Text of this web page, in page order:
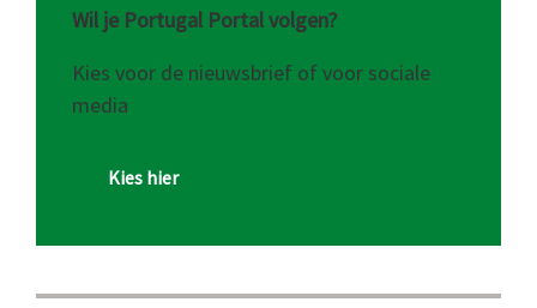
Wil je Portugal Portal volgen?
Kies voor de nieuwsbrief of voor sociale
media
Kies hier